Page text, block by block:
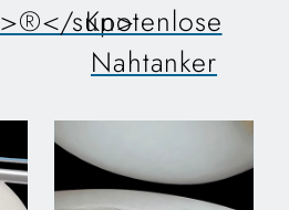
sup>
Knotenlose
Nahtanker